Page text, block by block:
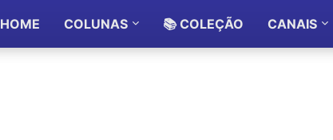
HOME COLUNAS 📚 COLEÇÃO CANAIS